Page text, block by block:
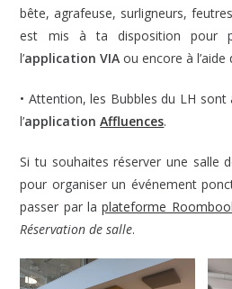
bête, agrafeuse, surligneurs,
est mis à ta disposition pour
l’application VIA ou encore à l’aide
• Attention, les Bubbles du LH
l’applicationAffluences.
Si tu souhaites réserver une salle
pour organiser un événement
passer par laplateforme
Réservation de salle.